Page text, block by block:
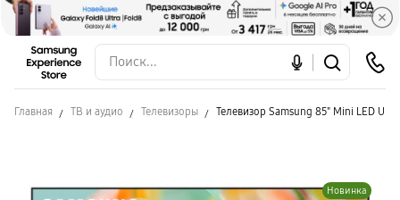
Главная ТВ и аудио Телевизоры Телевизор Samsung 85" Mini LED
Новинка